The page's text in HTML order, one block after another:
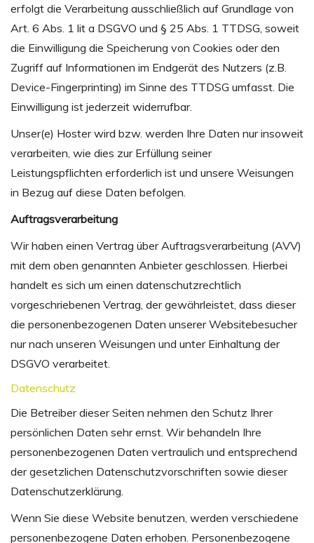
erfolgt die Verarbeitung ausschließlich auf Grundlage von
Art. 6 Abs. 1 lit a DSGVO und § 25 Abs. 1 TTDSG, soweit
die Einwilligung die Speicherung von Cookies oder den
Zugriff auf Informationen im Endgerät des Nutzers (z.B.
Device-Fingerprinting) im Sinne des TTDSG umfasst. Die
Einwilligung ist jederzeit widerrufbar.
Unser(e) Hoster wird bzw. werden Ihre Daten nur insoweit
verarbeiten, wie dies zur Erfüllung seiner
Leistungspflichten erforderlich ist und unsere Weisungen
in Bezug auf diese Daten befolgen.
Auftragsverarbeitung
Wir haben einen Vertrag über Auftragsverarbeitung (AVV)
mit dem oben genannten Anbieter geschlossen. Hierbei
handelt es sich um einen datenschutzrechtlich
vorgeschriebenen Vertrag, der gewährleistet, dass dieser
die personenbezogenen Daten unserer Websitebesucher
nur nach unseren Weisungen und unter Einhaltung der
DSGVO verarbeitet.
Datenschutz
Die Betreiber dieser Seiten nehmen den Schutz Ihrer
persönlichen Daten sehr ernst. Wir behandeln Ihre
personenbezogenen Daten vertraulich und entsprechend
der gesetzlichen Datenschutzvorschriften sowie dieser
Datenschutzerklärung.
Wenn Sie diese Website benutzen, werden verschiedene
personenbezogene Daten erhoben. Personenbezogene